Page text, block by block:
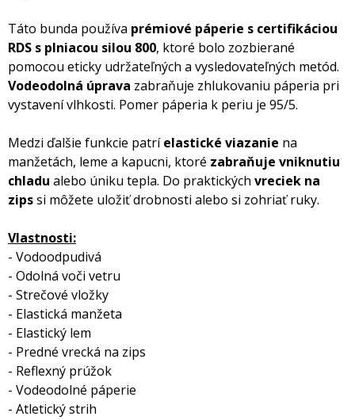
Táto bunda používa prémiové páperie s certifikáciou
RDS s plniacou silou 800, ktoré bolo zozbierané
pomocou eticky udržateľných a vysledovateľných metód.
Vodeodolná úprava zabraňuje zhlukovaniu páperia pri
vystavení vlhkosti. Pomer páperia k periu je 95/5.
Medzi ďalšie funkcie patríelastické viazanie na
manžetách, leme a kapucni, ktoré zabraňuje vniknutiu
chladu alebo úniku tepla. Do praktických vreciek na
zipssi môžete uložiť drobnosti alebo si zohriať ruky.
Vlastnosti:
- Vodoodpudivá
- Odolná voči vetru
- Strečové vložky
- Elastická manžeta
- Elastický lem
- Predné vrecká na zips
- Reflexný prúžok
- Vodeodolné páperie
- Atletický strih